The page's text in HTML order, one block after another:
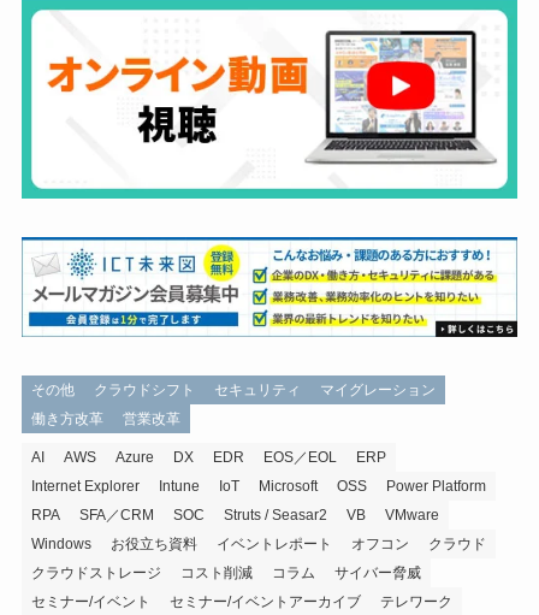
その他 クラウドシフト セキュリティ
マイグレーション
働き方改革
営業改革
AI AWS Azure DX EDR EOS／EOL
ERP
Internet Explorer
Intune IoT Microsoft OSS
Power Platform
RPA
SFA／CRM SOC Struts / Seasar2 VB
VMware
Windows
お役立ち資料 イベントレポート オフコン
クラウド
クラウドストレージ
コスト削減 コラム
サイバー脅威
セミナー/イベント
セミナー/イベントアーカイブ テレワーク